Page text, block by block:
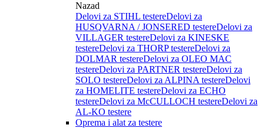
Nazad
Delovi za STIHL testereDelovi za
HUSQVARNA / JONSERED testereDelovi za
VILLAGER testereDelovi za KINESKE
testereDelovi za THORP testereDelovi za
DOLMAR testereDelovi za OLEO MAC
testereDelovi za PARTNER testereDelovi za
SOLO testereDelovi za ALPINA testereDelovi
za HOMELITE testereDelovi za ECHO
testereDelovi za McCULLOCH testereDelovi za
AL-KO testere
Oprema i alat za testere